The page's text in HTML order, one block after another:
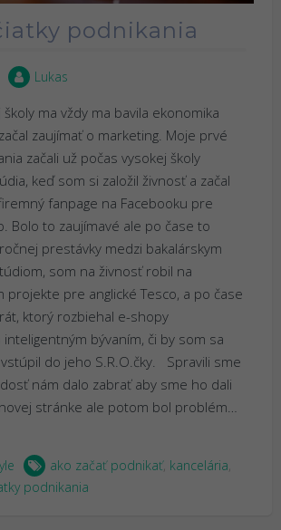
podnikania
Lukas
ma vždy ma bavila ekonomika
zaujímať o marketing. Moje prvé
začali už počas vysokej školy
keď som si založil živnosť a začal
fanpage na Facebooku pre
Bolo to zaujímavé ale po čase to
prestávky medzi bakalárskym
som na živnosť robil na
projekte pre anglické Tesco, a po čase
ktorý rozbiehal e-shopy
bývaním, či by som sa
do jeho S.R.O.čky. Spravili sme
nám dalo zabrať aby sme ho dali
stránke ale potom bol problém…
ako začať podnikať, kancelária
podnikania